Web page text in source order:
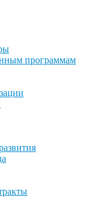
программам